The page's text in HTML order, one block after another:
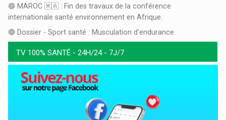
🟢 MAROC 🇲🇦 : Fin des travaux de la conférence
internationale santé environnement en Afrique.
🔴 Dossier - Sport santé : Musculation d'endurance.
TV 100% SANTÉ - 24H/24 - 7J/7